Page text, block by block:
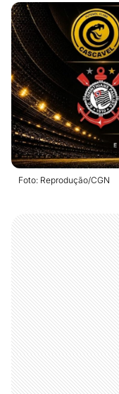
Foto: Reprodução/CGN